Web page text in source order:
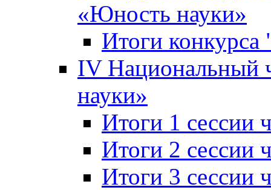
«Юность науки»
Итоги
IV
науки»
Итоги 1 сессии
Итоги 2 сессии
Итоги 3 сессии